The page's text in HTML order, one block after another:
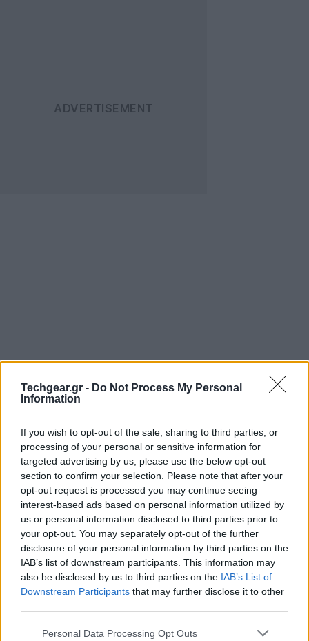
Techgear.gr - Do Not Process My Personal
Information
If you wish to opt-out of the sale, sharing to third parties, or
processing of your personal or sensitive information for
targeted advertising by us, please use the below opt-out
section to confirm your selection. Please note that after your
opt-out request is processed you may continue seeing
interest-based ads based on personal information utilized by
us or personal information disclosed to third parties prior to
your opt-out. You may separately opt-out of the further
disclosure of your personal information by third parties on the
IAB’s list of downstream participants. This information may
also be disclosed by us to third parties on the IAB’s List of
Downstream Participants that may further disclose it to other
Please note that this website/app uses one or more Google
Personal Data Processing Opt Outs
Σε περίπτωση που θέλεις να κάνεις ένα makeover στο
προφίλ σου στο Facebook κάνοντάς το πιο σοβαρό
και σβήνοντας όλα τα ανεπιθύμητα likes, comments
και posts που κατά καιρούς έχεις δημοσιεύσει, ήρθε η
νέα εφαρμογή Facewash για να σε βοηθήσει στην
προσπάθειά σου.